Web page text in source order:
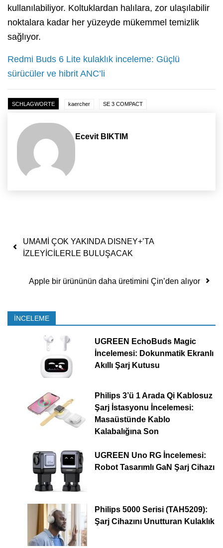
kullanılabiliyor. Koltuklardan halılara, zor ulaşılabilir
noktalara kadar her yüzeyde mükemmel temizlik
sağlıyor.
Redmi Buds 6 Lite kulaklık inceleme: Güçlü
sürücüler ve hibrit ANC’li
SCHLAGWORTE kaercher SE 3 COMPACT
Ecevit BIKTIM
Yazı dolaşımı
UMAMİ ÇOK YAKINDA DISNEY+’TA
İZLEYİCİLERLE BULUŞACAK
Apple bir ürününün daha üretimini Çin’den alıyor
İNCELEME
UGREEN EchoBuds Magic
İncelemesi: Dokunmatik Ekranlı
Akıllı Şarj Kutusu
Philips 3’ü 1 Arada Qi Kablosuz
Şarj İstasyonu İncelemesi:
Masaüstünde Kablo
Kalabalığına Son
UGREEN Uno RG İncelemesi:
Robot Tasarımlı GaN Şarj Cihazı
Philips 5000 Serisi (TAH5209):
Şarj Cihazını Unutturan Kulaklık